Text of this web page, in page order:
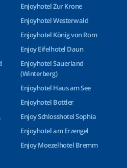
Enjoyhotel Zur Krone
Enjoyhotel Westerwald
Enjoyhotel König von Rom
Enjoy Eifelhotel Daun
Enjoyhotel Sauerland
(Winterberg)
Enjoyhotel Haus am See
Enjoyhotel Bottler
Enjoy Schlosshotel Sophia
Enjoyhotel am Erzengel
Enjoy Moezelhotel Bremm